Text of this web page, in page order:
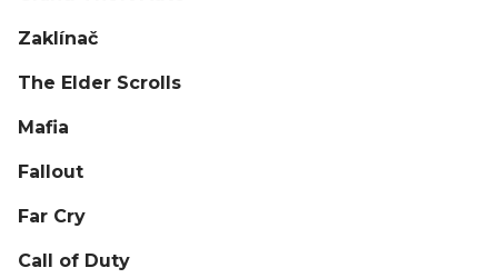
Zaklínač
The Elder Scrolls
Mafia
Fallout
Far Cry
Call of Duty